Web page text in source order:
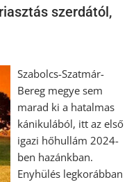
szerdától,
Szabolcs-Szatmár-
Bereg megye sem
marad ki a hatalmas
kánikulából, itt az első
igazi hőhullám 2024-
ben hazánkban.
Enyhülés legkorábban